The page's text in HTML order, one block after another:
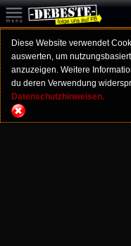
Diese Website verwendet
auswerten, um
anzuzeigen. Weitere
du deren Verwendung
Datenschutzhinweisen.